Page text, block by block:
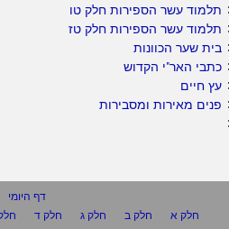
תלמוד עשר הספירות חלק טו
תלמוד עשר הספירות חלק טז
בית שער הכוונות
כתבי האר"י הקדוש
עץ חיים
פנים מאירות ומסבירות
דף היומי
חלק א
חלק ב חלק ג חלק ד